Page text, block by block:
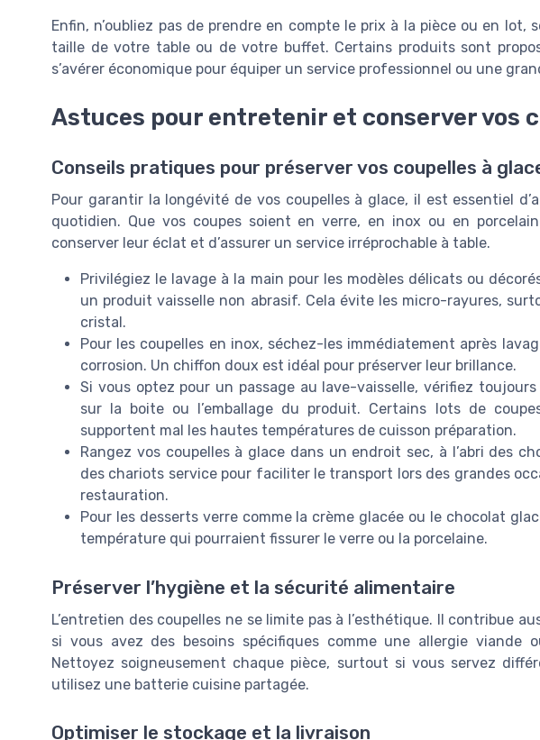
Enfin, n’oubliez pas de prendre en compte le prix à la pièce ou en lot,
taille de votre table ou de votre buffet. Certains produits sont
s’avérer économique pour équiper un service professionnel ou une
Astuces pour entretenir et conserver vos
Conseils pratiques pour préserver vos coupelles à
Pour garantir la longévité de vos coupelles à glace, il est essentiel
quotidien. Que vos coupes soient en verre, en inox ou en
conserver leur éclat et d’assurer un service irréprochable à table.
Privilégiez le lavage à la main pour les modèles délicats ou
un produit vaisselle non abrasif. Cela évite les micro-rayures,
cristal.
Pour les coupelles en inox, séchez-les immédiatement après
corrosion. Un chiffon doux est idéal pour préserver leur brillance.
Si vous optez pour un passage au lave-vaisselle, vérifiez
sur la boite ou l’emballage du produit. Certains lots de
supportent mal les hautes températures de cuisson préparation.
Rangez vos coupelles à glace dans un endroit sec, à l’abri des
des chariots service pour faciliter le transport lors des grandes
restauration.
Pour les desserts verre comme la crème glacée ou le chocolat
température qui pourraient fissurer le verre ou la porcelaine.
Préserver l’hygiène et la sécurité alimentaire
L’entretien des coupelles ne se limite pas à l’esthétique. Il contribue
si vous avez des besoins spécifiques comme une allergie viande
Nettoyez soigneusement chaque pièce, surtout si vous servez
utilisez une batterie cuisine partagée.
Optimiser le stockage et la livraison